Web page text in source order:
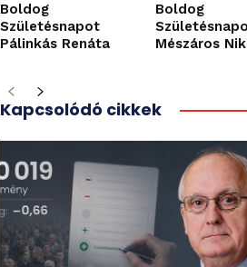
Boldog
Születésnapot
Pálinkás Renáta
Boldog
Mészáros
Kapcsolódó cikkek